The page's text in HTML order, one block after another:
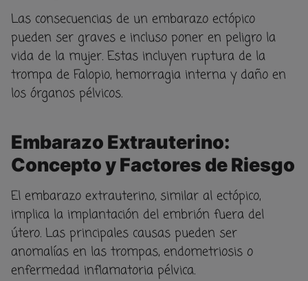
Las consecuencias de un embarazo ectópico
pueden ser graves e incluso poner en peligro la
vida de la mujer. Estas incluyen ruptura de la
trompa de Falopio, hemorragia interna y daño en
los órganos pélvicos.
Embarazo Extrauterino:
Concepto y Factores de Riesgo
El embarazo extrauterino, similar al ectópico,
implica la implantación del embrión fuera del
útero. Las principales causas pueden ser
anomalías en las trompas, endometriosis o
enfermedad inflamatoria pélvica.